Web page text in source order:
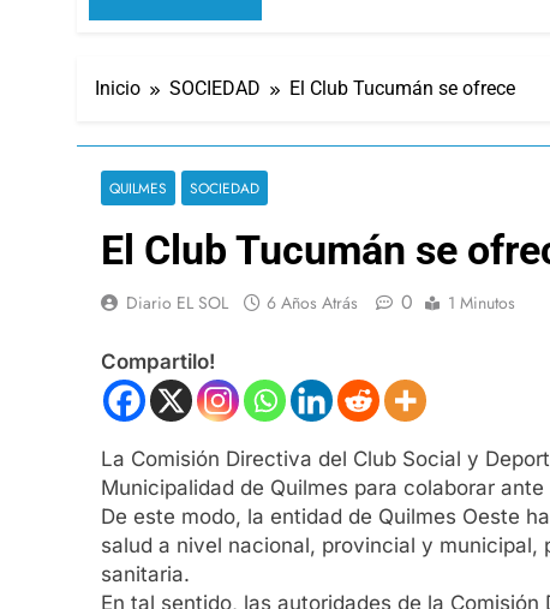
Inicio SOCIEDAD El Club Tucumán se ofrece
QUILMES SOCIEDAD
El Club Tucumán se
Diario EL SOL 6 Años Atrás 0 1 Minutos
Compartilo!
La Comisión Directiva del Club Social y
Municipalidad de Quilmes para colaborar
De este modo, la entidad de Quilmes Oeste
salud a nivel nacional, provincial y
sanitaria.
En tal sentido, las autoridades de la